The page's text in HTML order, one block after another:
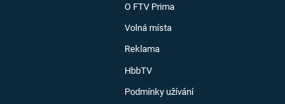
O FTV Prima
Volná místa
Reklama
HbbTV
Podmínky užívání